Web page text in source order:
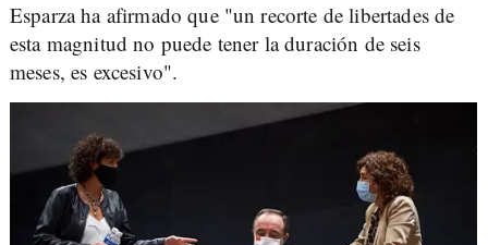
Esparza ha afirmado que "un recorte de libertades de
esta magnitud no puede tener la duración de seis
meses, es excesivo".